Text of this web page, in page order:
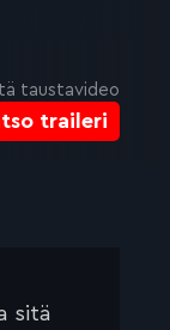
traileri
taustavideo
sitä